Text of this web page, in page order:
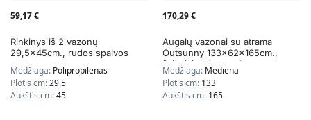
59,17€
Rinkinys iš 2 vazonų
29,5x45cm., rudos spalvos
Medžiaga: Polipropilenas
Plotis cm:29.5
Aukštis cm:45
170,29€
Augalų vazonai su atrama
Outsunny 133x62x165cm.,
šviesiai rudos spalvos
Medžiaga: Mediena
Plotis cm: 133
Aukštis cm: 165